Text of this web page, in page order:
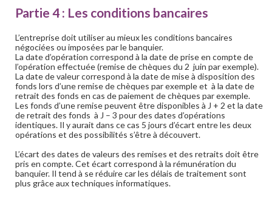
Partie 4 : Les conditions bancaires
L’entreprise doit utiliser au mieux les conditions bancaires
négociées ou imposées par le banquier.
La date d’opération correspond à la date de prise en compte de
l’opération effectuée (remise de chèques du 2 juin par exemple).
La date de valeur correspond à la date de mise à disposition des
fonds lors d’une remise de chèques par exemple et à la date de
retrait des fonds en cas de paiement de chèques par exemple.
Les fonds d’une remise peuvent être disponibles à J + 2 et la date
de retrait des fonds à J – 3 pour des dates d’opérations
identiques. Il y aurait dans ce cas 5 jours d’écart entre les deux
opérations et des possibilités s’être à découvert.
L’écart des dates de valeurs des remises et des retraits doit être
pris en compte. Cet écart correspond à la rémunération du
banquier. Il tend à se réduire car les délais de traitement sont
plus grâce aux techniques informatiques.